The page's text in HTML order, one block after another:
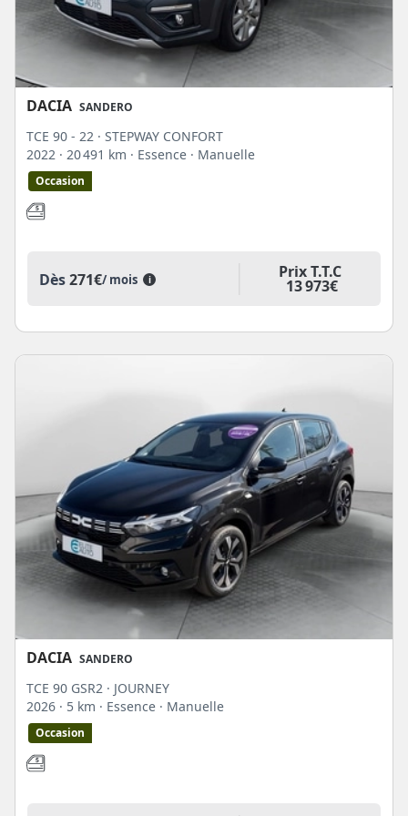
DACIA SANDERO
TCE 90 - 22 · STEPWAY CONFORT
2022 · 20 491 km · Essence · Manuelle
Occasion
Dès271€/ mois i Prix T.T.C
13 973€
DACIA SANDERO
TCE 90 GSR2 · JOURNEY
2026 · 5 km · Essence · Manuelle
Occasion